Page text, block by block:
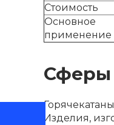
Стоимость
Основное
применение
Сферы
Изделия,